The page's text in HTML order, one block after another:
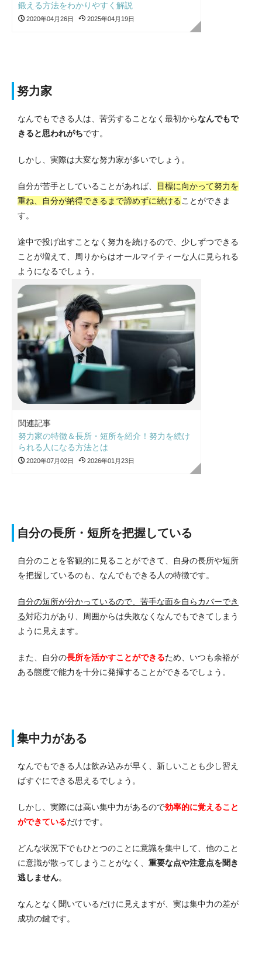
鍛える方法をわかりやすく解説
2020年04月26日 2025年04月19日
努力家
なんでもできる人は、苦労することなく最初からなんでもで
きると思われがちです。
しかし、実際は大変な努力家が多いでしょう。
自分が苦手としていることがあれば、
目標に向かって努力を
重ね、自分が納得できるまで諦めずに続ける ことができま
す。
途中で投げ出すことなく努力を続けるので、少しずつできる
ことが増えて、周りからはオールマイティーな人に見られる
ようになるでしょう。
関連記事
努力家の特徴＆長所・短所を紹介！努力を続け
られる人になる方法とは
2020年07月02日 2026年01月23日
自分の長所・短所を把握している
自分のことを客観的に見ることができて、自身の長所や短所
を把握しているのも、なんでもできる人の特徴です。
自分の短所が分かっているので、苦手な面を自らカバーでき
る対応力があり、周囲からは失敗なくなんでもできてしまう
ように見えます。
また、自分の長所を活かすことができるため、いつも余裕が
ある態度で能力を十分に発揮することができるでしょう。
集中力がある
なんでもできる人は飲み込みが早く、新しいことも少し習え
ばすぐにできる思えるでしょう。
しかし、実際には高い集中力があるので効率的に覚えること
ができているだけです。
どんな状況下でもひとつのことに意識を集中して、他のこと
に意識が散ってしまうことがなく、 重要な点や注意点を聞き
逃しません。
なんとなく聞いているだけに見えますが、実は集中力の差が
成功の鍵です。